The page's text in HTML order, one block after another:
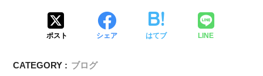
ポスト シェア はてブ LINE
CATEGORY : ブログ